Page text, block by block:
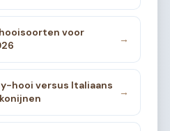
voor
→
hooi versus Italiaans
→